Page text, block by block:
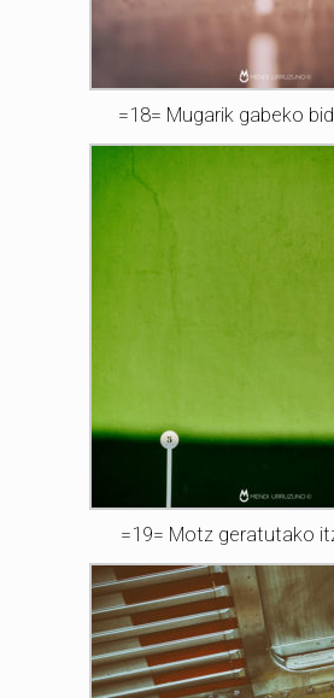
=18= Mugarik gabeko
=19= Motz geratutako